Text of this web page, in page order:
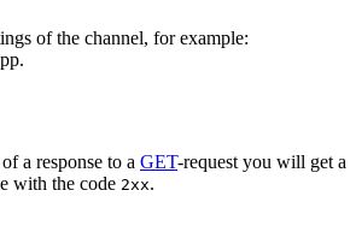
of the channel, for example:
a response to a GET-request you will get a
with the code 2xx.